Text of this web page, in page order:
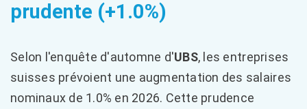
prudente (+1.0%)
Selon l'enquête d'automne d'UBS, les entreprises
suisses prévoient une augmentation des salaires
nominaux de 1.0% en 2026. Cette prudence